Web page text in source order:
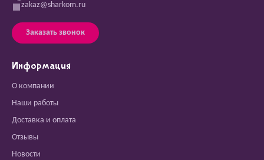
zakaz@sharkom.ru
Заказать звонок
Информация
О компании
Наши работы
Доставка и оплата
Отзывы
Новости